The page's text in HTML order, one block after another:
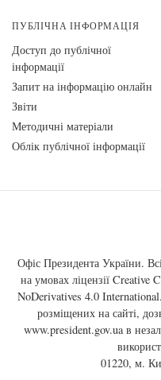
ПУБЛІЧНА ІНФОРМАЦІЯ
Доступ до публічної
інформації
Запит на інформацію онлайн
Звіти
Методичні матеріали
Облік публічної інформації
Офіс Президента України.
на умовах ліцензії Creative
NoDerivatives 4.0 International
розміщених на сайті,
www.president.gov.uaв
01220, м.